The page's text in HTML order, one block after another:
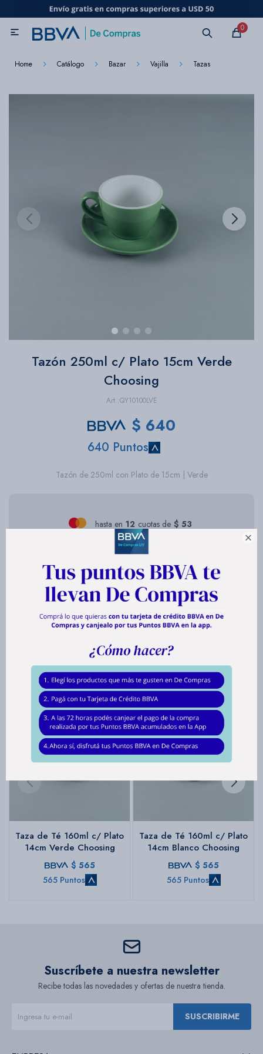

0

Home Catálogo Bazar Vajilla Tazas
Tazón 250ml c/ Plato 15cm Verde
Choosing
QY10100LVE
$ 640
640 Puntos
Tazón de 250ml con Plato de 15cm | Verde
hasta en 12 cuotas de $ 53
hasta en 12 cuotas de
Envíos
Medios de pago
Productos que te pueden interesar
Taza de Té 160ml c/ Plato
14cm Verde Choosing
$ 565
565 Puntos
Taza de Té 160ml c/ Plato
14cm Blanco Choosing
$ 565
565 Puntos
Suscríbete a nuestra newsletter
Recibe todas las novedades y ofertas de nuestra tienda.
SUSCRIBIRME
MI CUENTA
Cuidado personal
Audio